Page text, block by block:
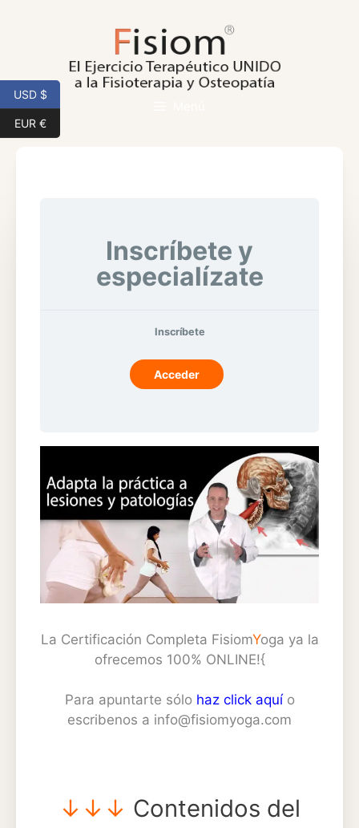
Inscríbete y
especialízate
Inscríbete
Acceder
La Certificación Completa FisiomYoga ya la
ofrecemos 100% ONLINE!{
Para apuntarte sólo haz click aquío
escribenos a info@fisiomyoga.com
↓↓↓ Contenidos del
USD $
EUR €